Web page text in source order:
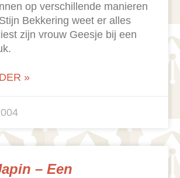
op verschillende manieren
Bekkering weet er alles
zijn vrouw Geesje bij een
»
– Een